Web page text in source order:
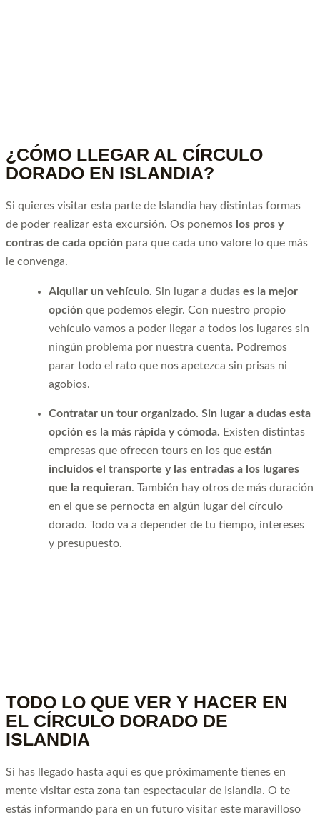
¿CÓMO LLEGAR AL CÍRCULO
DORADO EN ISLANDIA?
Si quieres visitar esta parte de Islandia hay distintas formas
de poder realizar esta excursión. Os ponemos los pros y
contras de cada opción para que cada uno valore lo que más
le convenga.
Alquilar un vehículo. Sin lugar a dudas es la mejor
opción que podemos elegir. Con nuestro propio
vehículo vamos a poder llegar a todos los lugares sin
ningún problema por nuestra cuenta. Podremos
parar todo el rato que nos apetezca sin prisas ni
agobios.
Contratar un tour organizado. Sin lugar a dudas esta
opción es la más rápida y cómoda. Existen distintas
empresas que ofrecen tours en los que están
incluidos el transporte y las entradas a los lugares
que la requieran. También hay otros de más duración
en el que se pernocta en algún lugar del círculo
dorado. Todo va a depender de tu tiempo, intereses
y presupuesto.
TODO LO QUE VER Y HACER EN
EL CÍRCULO DORADO DE
ISLANDIA
Si has llegado hasta aquí es que próximamente tienes en
mente visitar esta zona tan espectacular de Islandia. O te
estás informando para en un futuro visitar este maravilloso